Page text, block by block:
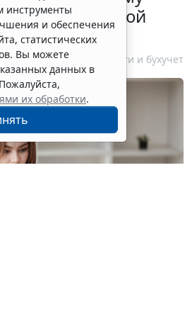
упрощенной
Налоги и бухучет
инструменты
и обеспечения
статистических
Вы можете
данных в
их обработки.